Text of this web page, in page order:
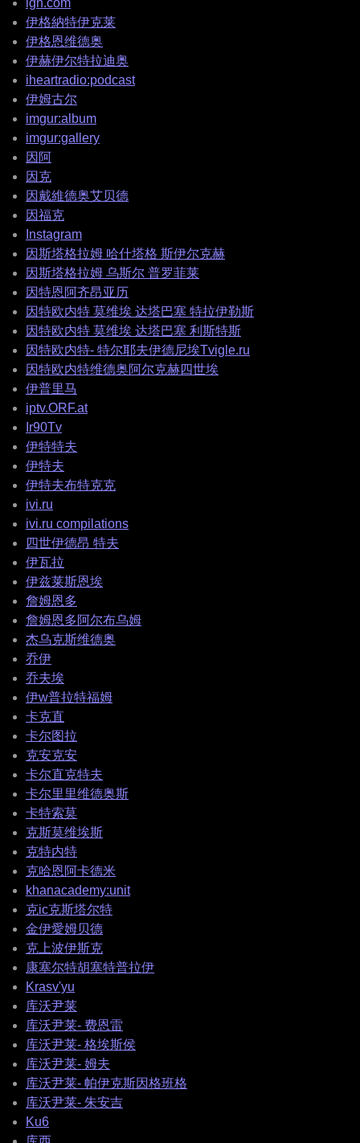
ign.com
伊格納特伊克莱
伊格恩维德奥
伊赫伊尔特拉迪奥
iheartradio:podcast
伊姆古尔
imgur:album
imgur:gallery
因阿
因克
因戴維德奥艾贝德
因福克
Instagram
因斯塔格拉姆 哈什塔格 斯伊尔克赫
因斯塔格拉姆 乌斯尔 普罗菲莱
因特恩阿齐昂亚历
因特欧内特 莫维埃 达塔巴塞 特拉伊勒斯
因特欧内特 莫维埃 达塔巴塞 利斯特斯
因特欧内特- 特尔耶夫伊德尼埃Tvigle.ru
因特欧内特维德奥阿尔克赫四世埃
伊普里马
iptv.ORF.at
Ir90Tv
伊特特夫
伊特夫
伊特夫布特克克
ivi.ru
ivi.ru compilations
四世伊德昂 特夫
伊瓦拉
伊兹莱斯恩埃
詹姆恩多
詹姆恩多阿尔布乌姆
杰乌克斯维德奥
乔伊
乔夫埃
伊w普拉特福姆
卡克直
卡尔图拉
克安克安
卡尔直克特夫
卡尔里里维德奥斯
卡特索莫
克斯莫维埃斯
克特内特
克哈恩阿卡德米
khanacademy:unit
克ic克斯塔尔特
金伊愛姆贝德
克上波伊斯克
康塞尔特胡塞特普拉伊
Krasv'yu
库沃尹莱
库沃尹莱- 费恩雷
库沃尹莱- 格埃斯侯
库沃尹莱- 姆夫
库沃尹莱- 帕伊克斯因格班格
库沃尹莱- 朱安吉
Ku6